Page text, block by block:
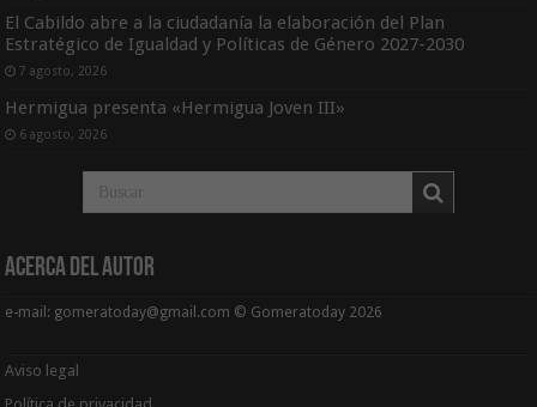
El Cabildo abre a la ciudadanía la elaboración del Plan
Estratégico de Igualdad y Políticas de Género 2027-2030
7 agosto, 2026
Hermigua presenta «Hermigua Joven III»
6 agosto, 2026
Acerca del Autor
e-mail: gomeratoday@gmail.com © Gomeratoday 2026
Aviso legal